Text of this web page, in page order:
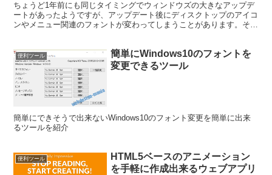
ちょうど1年前にも同じタイミングでウィンドウズの大きなアップデ
ートがあったようですが、アップデート後にディスクトップのアイコ
ンやメニュー関連のフォントが変わってしまうことがあります。それ
便利ツール
簡単にWindows10のフォントを
変更できるツール
簡単にできそうで出来ないWindows10のフォント変更を簡単に出来
るツールを紹介
便利ツール
HTML5ベースのアニメーション
を手軽に作成出来るウェブアプリ